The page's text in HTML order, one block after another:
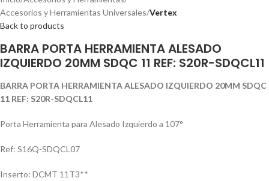
Accesorios y Herramientas Universales Vertex
Back to products
BARRA PORTA HERRAMIENTA ALESADO
IZQUIERDO 20MM SDQC 11 REF: S20R-SDQCL11
BARRA PORTA HERRAMIENTA ALESADO IZQUIERDO 20MM SDQC
11 REF: S20R-SDQCL11
Porta Herramienta para Alesado Izquierdo a 107°
Ref: S16Q-SDQCL07
Inserto: DCMT 11T3**